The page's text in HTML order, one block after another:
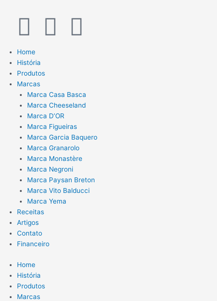
conteúdo
I
n
s
t
a
g
r
a
m
F
e
b
o
o
k
Y
t
u
b
e
Home
História
Produtos
Marcas
Marca Casa Basca
Marca Cheeseland
Marca D’OR
Marca Figueiras
Marca Garcia Baquero
Marca Granarolo
Marca Monastère
Marca Negroni
Marca Paysan Breton
Marca Vito Balducci
Marca Yema
Receitas
Artigos
Contato
Financeiro
Home
História
Produtos
Marcas